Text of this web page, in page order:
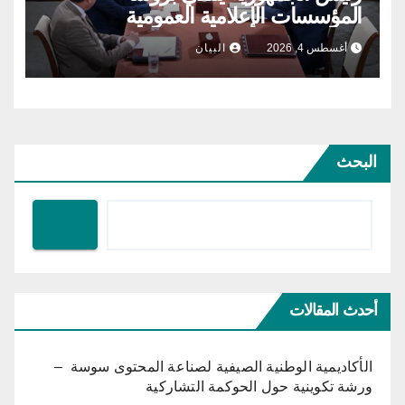
المؤسسات الإعلامية العمومية
أغسطس 4, 2026 البيان
البحث
أحدث المقالات
الأكاديمية الوطنية الصيفية لصناعة المحتوى سوسة –
ورشة تكوينية حول الحوكمة التشاركية